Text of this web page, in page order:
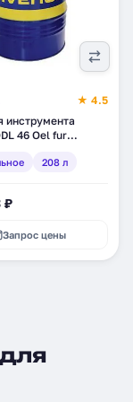
★ 4.5
инструмента
46 Oel fur
208 л (1323405-
208 л
₽
Запрос цены